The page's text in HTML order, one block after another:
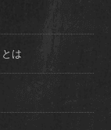
は